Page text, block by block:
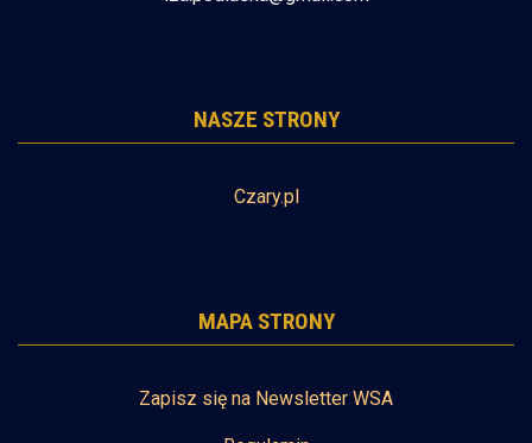
NASZE STRONY
Czary.pl
MAPA STRONY
Zapisz się na Newsletter WSA